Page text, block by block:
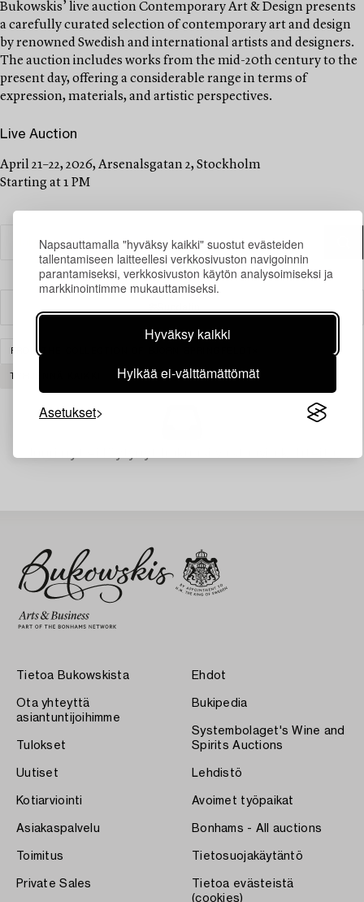
Napsauttamalla "hyväksy kaikki" suostut evästeiden
tallentamiseen laitteellesi verkkosivuston navigoinnin
parantamiseksi, verkkosivuston käytön analysoimiseksi ja
markkinointimme mukauttamiseksi.
Hyväksy kaikki
Hylkää ei-välttämättömät
Asetukset
Bukowskis’ live auction Contemporary Art & Design presents
a carefully curated selection of contemporary art and design
by renowned Swedish and international artists and designers.
The auction includes works from the mid-20th century to the
present day, offering a considerable range in terms of
expression, materials, and artistic perspectives.
Live Auction
April 21–22, 2026, Arsenalsgatan 2, Stockholm
Starting at 1 PM
FROM THE COLLECTION OF BJÖRN SPRINGFELDT
Tietoa Bukowskista
Ota yhteyttä
asiantuntijoihimme
Tulokset
Uutiset
Kotiarviointi
Asiakaspalvelu
Toimitus
Private Sales
Ehdot
Bukipedia
Systembolaget's Wine and
Spirits Auctions
Lehdistö
Avoimet työpaikat
Bonhams - All auctions
Tietosuojakäytäntö
Tietoa evästeistä
(cookies)